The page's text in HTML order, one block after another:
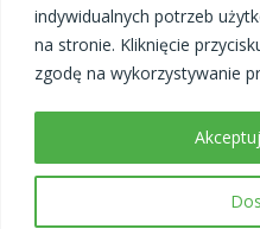
indywidualnych potrzeb
na stronie. Kliknięcie
zgodę na wykorzystywanie